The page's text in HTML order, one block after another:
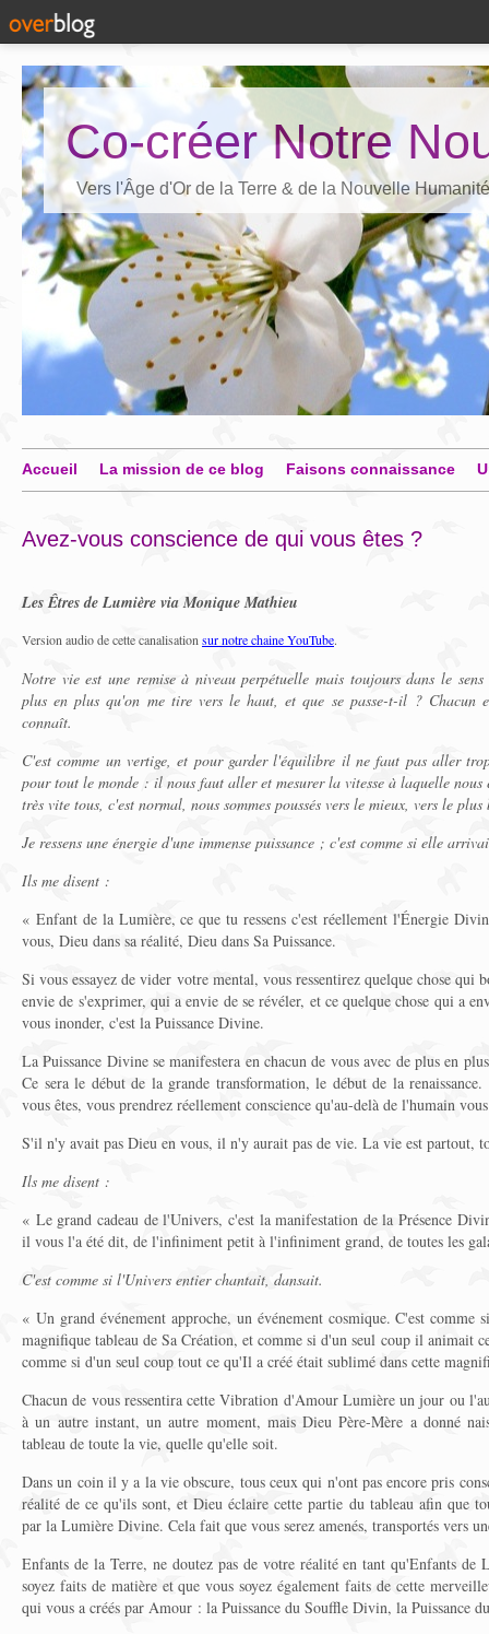
Co-créer Notre
Vers l'Âge d'Or de la Terre & de la Nouvelle Humanité
Accueil La mission de ce blog Faisons connaissance
Avez-vous conscience de qui vous êtes ?
Les Êtres de Lumière via Monique Mathieu
Version audio de cette canalisation sur notre chaine YouTube.
Notre vie est une remise à niveau perpétuelle mais toujours dans le
plus en plus qu'on me tire vers le haut, et que se passe-t-il ? Chacun
connaît.
C'est comme un vertige, et pour garder l'équilibre il ne faut pas aller
pour tout le monde : il nous faut aller et mesurer la vitesse à laquelle nous
très vite tous, c'est normal, nous sommes poussés vers le mieux, vers le
Je ressens une énergie d'une immense puissance ; c'est comme si elle
Ils me disent :
« Enfant de la Lumière, ce que tu ressens c'est réellement l'Énergie
vous, Dieu dans sa réalité, Dieu dans Sa Puissance.
Si vous essayez de vider votre mental, vous ressentirez quelque chose qui
envie de s'exprimer, qui a envie de se révéler, et ce quelque chose qui a
vous inonder, c'est la Puissance Divine.
La Puissance Divine se manifestera en chacun de vous avec de plus en
Ce sera le début de la grande transformation, le début de la
vous êtes, vous prendrez réellement conscience qu'au-delà de l'humain
S'il n'y avait pas Dieu en vous, il n'y aurait pas de vie. La vie est partout,
Ils me disent :
« Le grand cadeau de l'Univers, c'est la manifestation de la Présence
il vous l'a été dit, de l'infiniment petit à l'infiniment grand, de toutes les
C'est comme si l'Univers entier chantait, dansait.
« Un grand événement approche, un événement cosmique. C'est
magnifique tableau de Sa Création, et comme si d'un seul coup il animait
comme si d'un seul coup tout ce qu'Il a créé était sublimé dans cette
Chacun de vous ressentira cette Vibration d'Amour Lumière un jour ou
à un autre instant, un autre moment, mais Dieu Père-Mère a donné
tableau de toute la vie, quelle qu'elle soit.
Dans un coin il y a la vie obscure, tous ceux qui n'ont pas encore pris
réalité de ce qu'ils sont, et Dieu éclaire cette partie du tableau afin que
par la Lumière Divine. Cela fait que vous serez amenés, transportés vers
Enfants de la Terre, ne doutez pas de votre réalité en tant qu'Enfants de
soyez faits de matière et que vous soyez également faits de cette
qui vous a créés par Amour : la Puissance du Souffle Divin, la Puissance